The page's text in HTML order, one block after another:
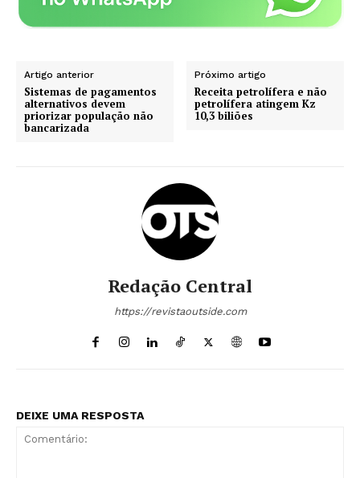
Artigo anterior
Sistemas de pagamentos
alternativos devem
priorizar população não
bancarizada
Próximo artigo
Receita petrolífera e não
petrolífera atingem Kz
10,3 biliões
Redação Central
https://revistaoutside.com
DEIXE UMA RESPOSTA